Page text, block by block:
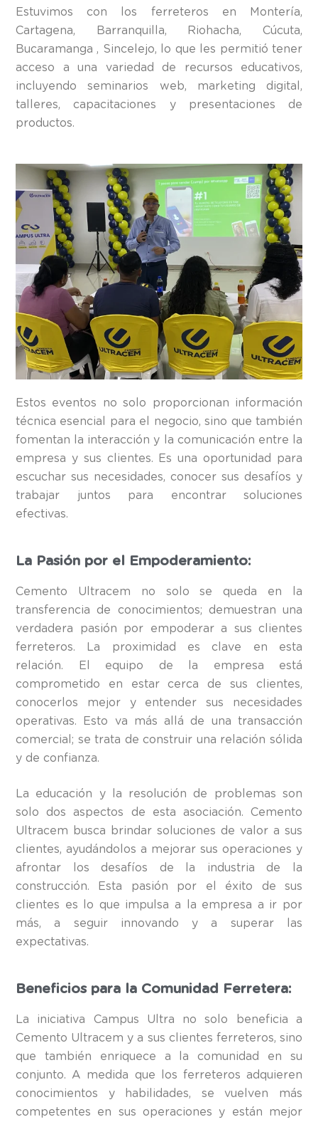
Estuvimos con los ferreteros en Montería,
Cartagena, Barranquilla, Riohacha, Cúcuta,
Bucaramanga , Sincelejo, lo que les permitió tener
acceso a una variedad de recursos educativos,
incluyendo seminarios web, marketing digital,
talleres, capacitaciones y presentaciones de
productos.
Estos eventos no solo proporcionan información
técnica esencial para el negocio, sino que también
fomentan la interacción y la comunicación entre la
empresa y sus clientes. Es una oportunidad para
escuchar sus necesidades, conocer sus desafíos y
trabajar juntos para encontrar soluciones
efectivas.
La Pasión por el Empoderamiento:
Cemento Ultracem no solo se queda en la
transferencia de conocimientos; demuestran una
verdadera pasión por empoderar a sus clientes
ferreteros. La proximidad es clave en esta
relación. El equipo de la empresa está
comprometido en estar cerca de sus clientes,
conocerlos mejor y entender sus necesidades
operativas. Esto va más allá de una transacción
comercial; se trata de construir una relación sólida
y de confianza.
La educación y la resolución de problemas son
solo dos aspectos de esta asociación. Cemento
Ultracem busca brindar soluciones de valor a sus
clientes, ayudándolos a mejorar sus operaciones y
afrontar los desafíos de la industria de la
construcción. Esta pasión por el éxito de sus
clientes es lo que impulsa a la empresa a ir por
más, a seguir innovando y a superar las
expectativas.
Beneficios para la Comunidad Ferretera:
La iniciativa Campus Ultra no solo beneficia a
Cemento Ultracem y a sus clientes ferreteros, sino
que también enriquece a la comunidad en su
conjunto. A medida que los ferreteros adquieren
conocimientos y habilidades, se vuelven más
competentes en sus operaciones y están mejor